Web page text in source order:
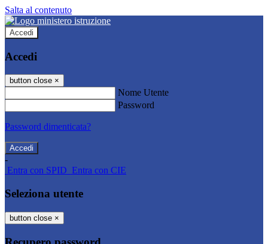
Salta al contenuto
Accedi
Accedi
button close ×
Nome Utente
Password
Password dimenticata?
-
Entra con SPID Entra con CIE
Seleziona utente
button close ×